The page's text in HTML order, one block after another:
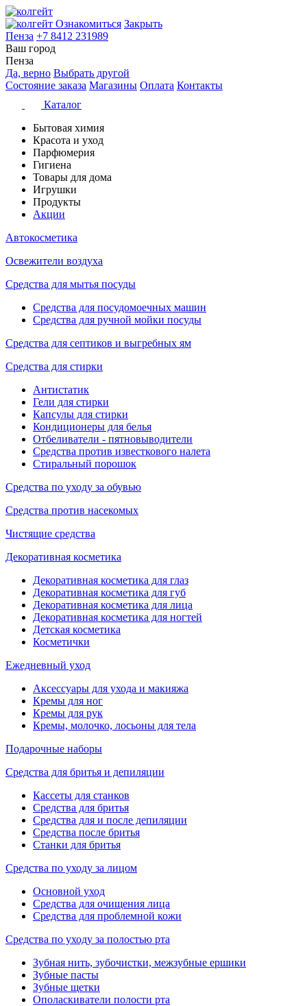
Ознакомиться Закрыть
Пенза +7 8412 231989
Ваш город
Пенза
Да, верно Выбрать другой
Состояние заказа Магазины Оплата Контакты
Каталог
Бытовая химия
Красота и уход
Парфюмерия
Гигиена
Товары для дома
Игрушки
Продукты
Акции
Автокосметика
Освежители воздуха
Средства для мытья посуды
Средства для посудомоечных машин
Средства для ручной мойки посуды
Средства для септиков и выгребных ям
Средства для стирки
Антистатик
Гели для стирки
Капсулы для стирки
Кондиционеры для белья
Отбеливатели - пятновыводители
Средства против известкового налета
Стиральный порошок
Средства по уходу за обувью
Средства против насекомых
Чистящие средства
Декоративная косметика
Декоративная косметика для глаз
Декоративная косметика для губ
Декоративная косметика для лица
Декоративная косметика для ногтей
Детская косметика
Косметички
Ежедневный уход
Аксессуары для ухода и макияжа
Кремы для ног
Кремы для рук
Кремы, молочко, лосьоны для тела
Подарочные наборы
Средства для бритья и депиляции
Кассеты для станков
Средства для бритья
Средства для и после депиляции
Средства после бритья
Станки для бритья
Средства по уходу за лицом
Основной уход
Средства для очищения лица
Средства для проблемной кожи
Средства по уходу за полостью рта
Зубная нить, зубочистки, межзубные ершики
Зубные пасты
Зубные щетки
Ополаскиватели полости рта